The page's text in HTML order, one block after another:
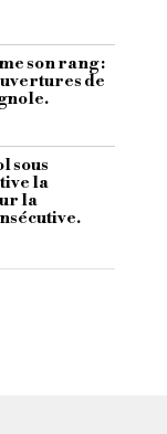
son rang :
de
sous
la
la